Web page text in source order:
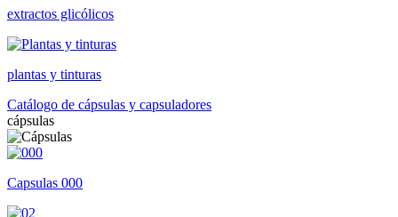
extractos glicólicos
plantas y tinturas
Catálogo de cápsulas y capsuladores
cápsulas
Capsulas 000